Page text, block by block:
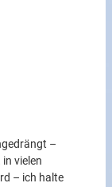
–
vielen
– ich halte